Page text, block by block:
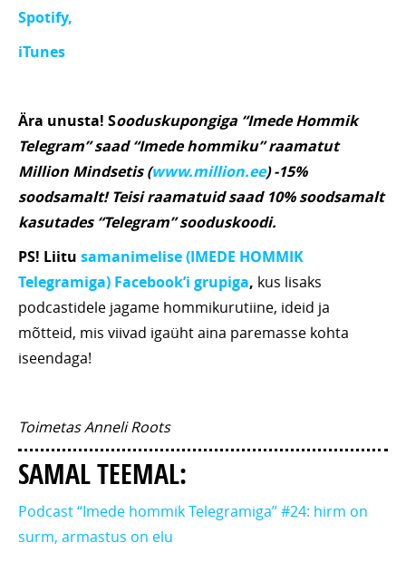
Spotify,
iTunes
Ära unusta! Sooduskupongiga “Imede Hommik
Telegram” saad “Imede hommiku” raamatut
Million Mindsetis (www.million.ee) -15%
soodsamalt! Teisi raamatuid saad 10% soodsamalt
kasutades “Telegram” sooduskoodi.
PS! Liitu samanimelise (IMEDE HOMMIK
Telegramiga) Facebook’i grupiga, kus lisaks
podcastidele jagame hommikurutiine, ideid ja
mõtteid, mis viivad igaüht aina paremasse kohta
iseendaga!
Toimetas Anneli Roots
SAMAL TEEMAL:
Podcast “Imede hommik Telegramiga” #24: hirm on
surm, armastus on elu